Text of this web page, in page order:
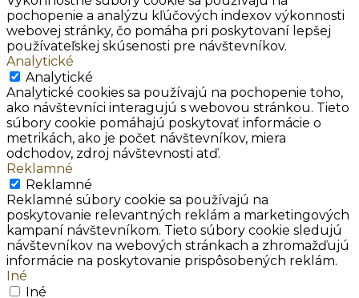
pochopenie a analýzu kľúčových indexov výkonnosti
webovej stránky, čo pomáha pri poskytovaní lepšej
používateľskej skúsenosti pre návštevníkov.
Analytické
Analytické
Analytické cookies sa používajú na pochopenie toho,
ako návštevníci interagujú s webovou stránkou. Tieto
súbory cookie pomáhajú poskytovať informácie o
metrikách, ako je počet návštevníkov, miera
odchodov, zdroj návštevnosti atď.
Reklamné
Reklamné
Reklamné súbory cookie sa používajú na
poskytovanie relevantných reklám a marketingových
kampaní návštevníkom. Tieto súbory cookie sledujú
návštevníkov na webových stránkach a zhromažďujú
informácie na poskytovanie prispôsobených reklám.
Iné
Iné